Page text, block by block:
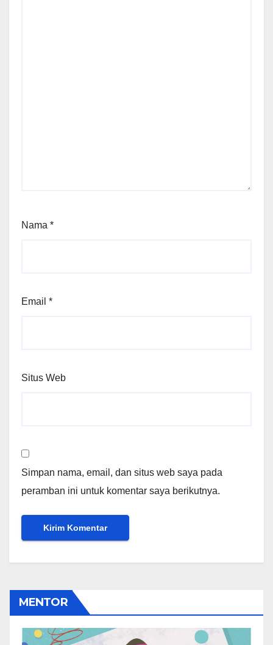
Nama *
Email *
Situs Web
Simpan nama, email, dan situs web saya pada
peramban ini untuk komentar saya berikutnya.
MENTOR